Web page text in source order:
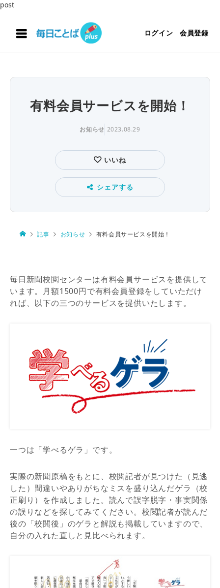
post
ログイン 会員登録
有料会員サービスを開始！
お知らせ 2023.08.29
いいね
シェアする
記事 お知らせ 有料会員サービスを開始！
毎日新聞校閲センターは有料会員サービスを提供して
います。月額1500円で有料会員登録をしていただけ
れば、以下の三つのサービスを提供いたします。
一つは「学べるゲラ」です。
実際の新聞原稿をもとに、校閲記者が見つけた（見逃
した）間違いやありがちなミスを盛り込んだゲラ（校
正刷り）を作成しました。読んで誤字脱字・事実関係
の誤りなどを探してみてください。校閲記者が読んだ
後の「校閲後」のゲラと解説も掲載していますので、
自分の入れた直しと見比べられます。